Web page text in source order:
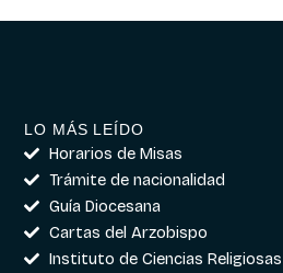
LO MÁS LEÍDO
Horarios de Misas
Trámite de nacionalidad
Guía Diocesana
Cartas del Arzobispo
Instituto de Ciencias Religiosas